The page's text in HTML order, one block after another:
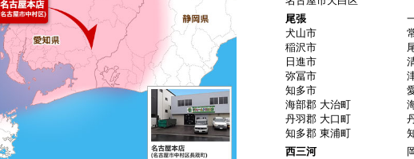
尾張
犬山市
稲沢市
日進市
弥冨市
知多市
海部郡 大治町
丹羽郡 大口町
知多郡 東浦町
西三河